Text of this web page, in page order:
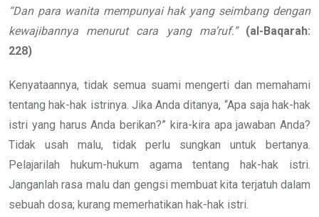
“Dan para wanita mempunyai hak yang seimbang dengan
kewajibannya menurut cara yang ma’ruf.” (al-Baqarah:
228)
Kenyataannya, tidak semua suami mengerti dan memahami
tentang hak-hak istrinya. Jika Anda ditanya, “Apa saja hak-hak
istri yang harus Anda berikan?” kira-kira apa jawaban Anda?
Tidak usah malu, tidak perlu sungkan untuk bertanya.
Pelajarilah hukum-hukum agama tentang hak-hak istri.
Janganlah rasa malu dan gengsi membuat kita terjatuh dalam
sebuah dosa; kurang memerhatikan hak-hak istri.